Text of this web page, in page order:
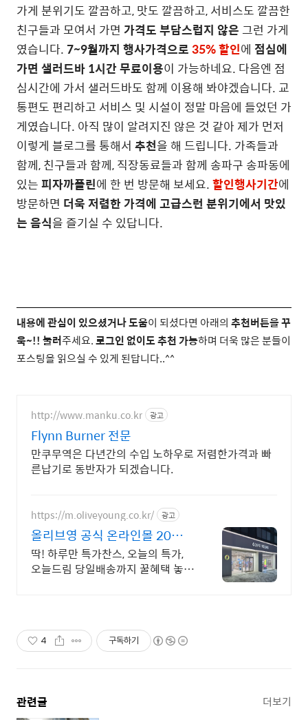
가게 분위기도 깔끔하고, 맛도 깔끔하고, 서비스도 깔끔한
친구들과 모여서 가면 가격도 부담스럽지 않은 그런 가게
였습니다. 7~9월까지 행사가격으로35% 할인에 점심에
가면 샐러드바 1시간 무료이용이 가능하네요. 다음엔 점
심시간에 가서 샐러드바도 함께 이용해 봐야겠습니다. 교
통편도 편리하고 서비스 및 시설이 정말 마음에 들었던 가
게였습니다. 아직 많이 알려지진 않은 것 같아 제가 먼저
이렇게 블로그를 통해서 추천을 해 드립니다. 가족들과
함께, 친구들과 함께, 직장동료들과 함께 송파구 송파동에
있는피자까플린에 한 번 방문해 보세요.할인행사기간에
방문하면 더욱 저렴한 가격에 고급스런 분위기에서 맛있
는 음식을 즐기실 수 있답니다.
내용에 관심이 있으셨거나 도움이 되셨다면 아래의 추천버튼을 꾸
욱~!! 눌러주세요.로그인 없이도 추천 가능하며 더욱 많은 분들이
포스팅을 읽으실 수 있게 된답니다..^^
http://www.manku.co.kr 광고
Flynn Burner 전문
만쿠무역은 다년간의 수입 노하우로 저렴한가격과 빠
른납기로 동반자가 되겠습니다.
https://m.oliveyoung.co.kr/ 광고
올리브영 공식 온라인몰 20시
이전 주문은 오늘드림
딱! 하루만 특가찬스, 오늘의 특가,
오늘드림 당일배송까지 꿀혜택 놓치
4 구독하기
관련글 더보기